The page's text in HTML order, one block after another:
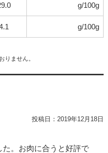
g/100g
g/100g
りません。
投稿日： 2019年12月18日
。お肉に合うと好評で